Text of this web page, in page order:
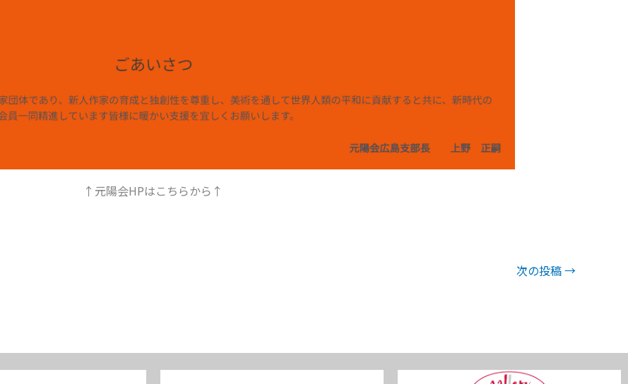
↑元陽会HPはこちらから↑
次の投稿→